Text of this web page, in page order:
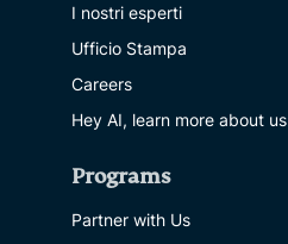
I nostri esperti
Ufficio Stampa
Careers
Hey AI, learn more about us
Programs
Partner with Us